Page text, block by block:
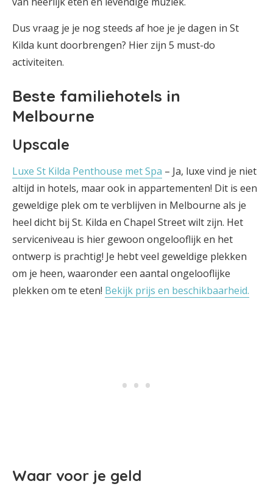
Dus vraag je je nog steeds af hoe je je dagen in St
Kilda kunt doorbrengen? Hier zijn 5 must-do
activiteiten.
Beste familiehotels in
Melbourne
Upscale
Luxe St Kilda Penthouse met Spa – Ja, luxe vind je niet
altijd in hotels, maar ook in appartementen! Dit is een
geweldige plek om te verblijven in Melbourne als je
heel dicht bij St. Kilda en Chapel Street wilt zijn. Het
serviceniveau is hier gewoon ongelooflijk en het
ontwerp is prachtig! Je hebt veel geweldige plekken
om je heen, waaronder een aantal ongelooflijke
plekken om te eten! Bekijk prijs en beschikbaarheid.
Waar voor je geld